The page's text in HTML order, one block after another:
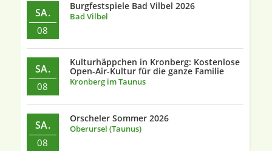
SA.
08
Burgfestspiele Bad Vilbel 2026
Bad Vilbel
SA.
08
Kulturhäppchen in Kronberg: Kostenlose
Open-Air-Kultur für die ganze Familie
Kronberg im Taunus
SA.
08
Orscheler Sommer 2026
Oberursel (Taunus)